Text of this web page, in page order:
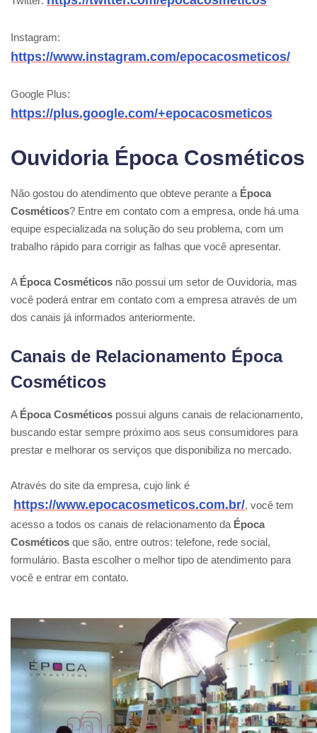
Instagram:
https://www.instagram.com/epocacosmeticos/
Google Plus:
https://plus.google.com/+epocacosmeticos
Ouvidoria Época Cosméticos
Não gostou do atendimento que obteve perante a Época
Cosméticos? Entre em contato com a empresa, onde há uma
equipe especializada na solução do seu problema, com um
trabalho rápido para corrigir as falhas que você apresentar.
A Época Cosméticos não possui um setor de Ouvidoria, mas
você poderá entrar em contato com a empresa através de um
dos canais já informados anteriormente.
Canais de Relacionamento Época
Cosméticos
A Época Cosméticos possui alguns canais de relacionamento,
buscando estar sempre próximo aos seus consumidores para
prestar e melhorar os serviços que disponibiliza no mercado.
Através do site da empresa, cujo link é
https://www.epocacosmeticos.com.br/, você tem
acesso a todos os canais de relacionamento da Época
Cosméticos que são, entre outros: telefone, rede social,
formulário. Basta escolher o melhor tipo de atendimento para
você e entrar em contato.